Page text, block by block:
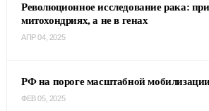
Революционное исследование рака:
митохондриях, а не в генах
АПР 04, 2025
РФ на пороге масштабной
ФЕВ 05, 2025